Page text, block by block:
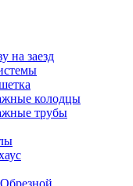
на заезд
колодцы
трубы
Обрезной